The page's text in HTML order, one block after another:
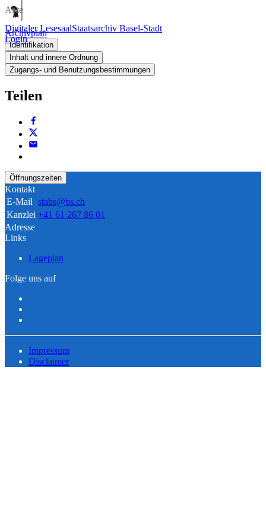
Digitaler LesesaalStaatsarchiv Basel-Stadt
Login
Akte
Archivplan
Identifikation
Inhalt und innere Ordnung
Zugangs- und Benutzungsbestimmungen
Teilen
Öffnungszeiten
Kontakt
E-Mail stabs@bs.ch
Kanzlei +41 61 267 86 01
Adresse
Links
Lageplan
Folge uns auf
Impressum
Disclaimer